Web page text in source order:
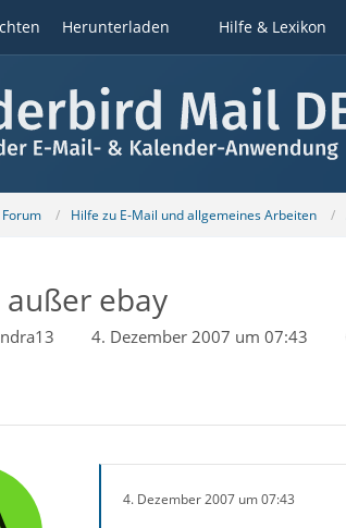
Herunterladen Hilfe & Lexikon
Forum Hilfe zu E-Mail und allgemeines Arbeiten
außer ebay
4. Dezember 2007 um 07:43
4. Dezember 2007 um 07:43